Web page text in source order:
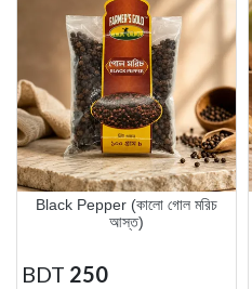
Black Pepper (কালো গোল মরিচ
আস্ত)
BDT 250